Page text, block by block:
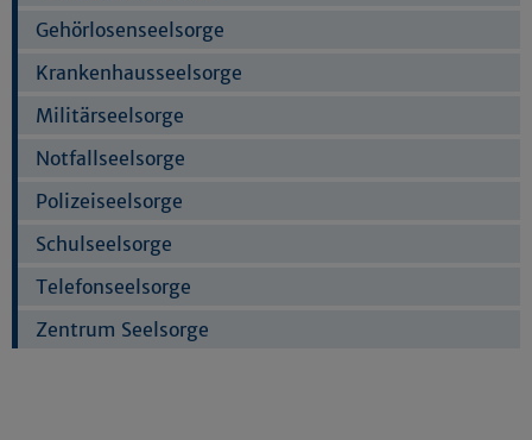
Gehörlosenseelsorge
Krankenhausseelsorge
Militärseelsorge
Notfallseelsorge
Polizeiseelsorge
Schulseelsorge
Telefonseelsorge
Zentrum Seelsorge